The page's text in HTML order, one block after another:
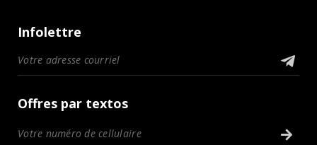
Infolettre
Offres par textos